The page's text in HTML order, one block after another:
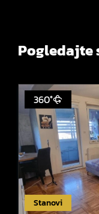
Pogledajte
Stanovi
360°